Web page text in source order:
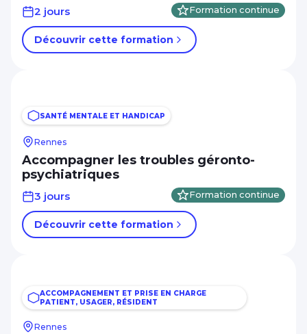
2 jours Formation continue
Découvrir cette formation
SANTÉ MENTALE ET HANDICAP
Rennes
Accompagner les troubles géronto-
psychiatriques
3 jours Formation continue
Découvrir cette formation
ACCOMPAGNEMENT ET PRISE EN CHARGE
PATIENT, USAGER, RÉSIDENT
Rennes